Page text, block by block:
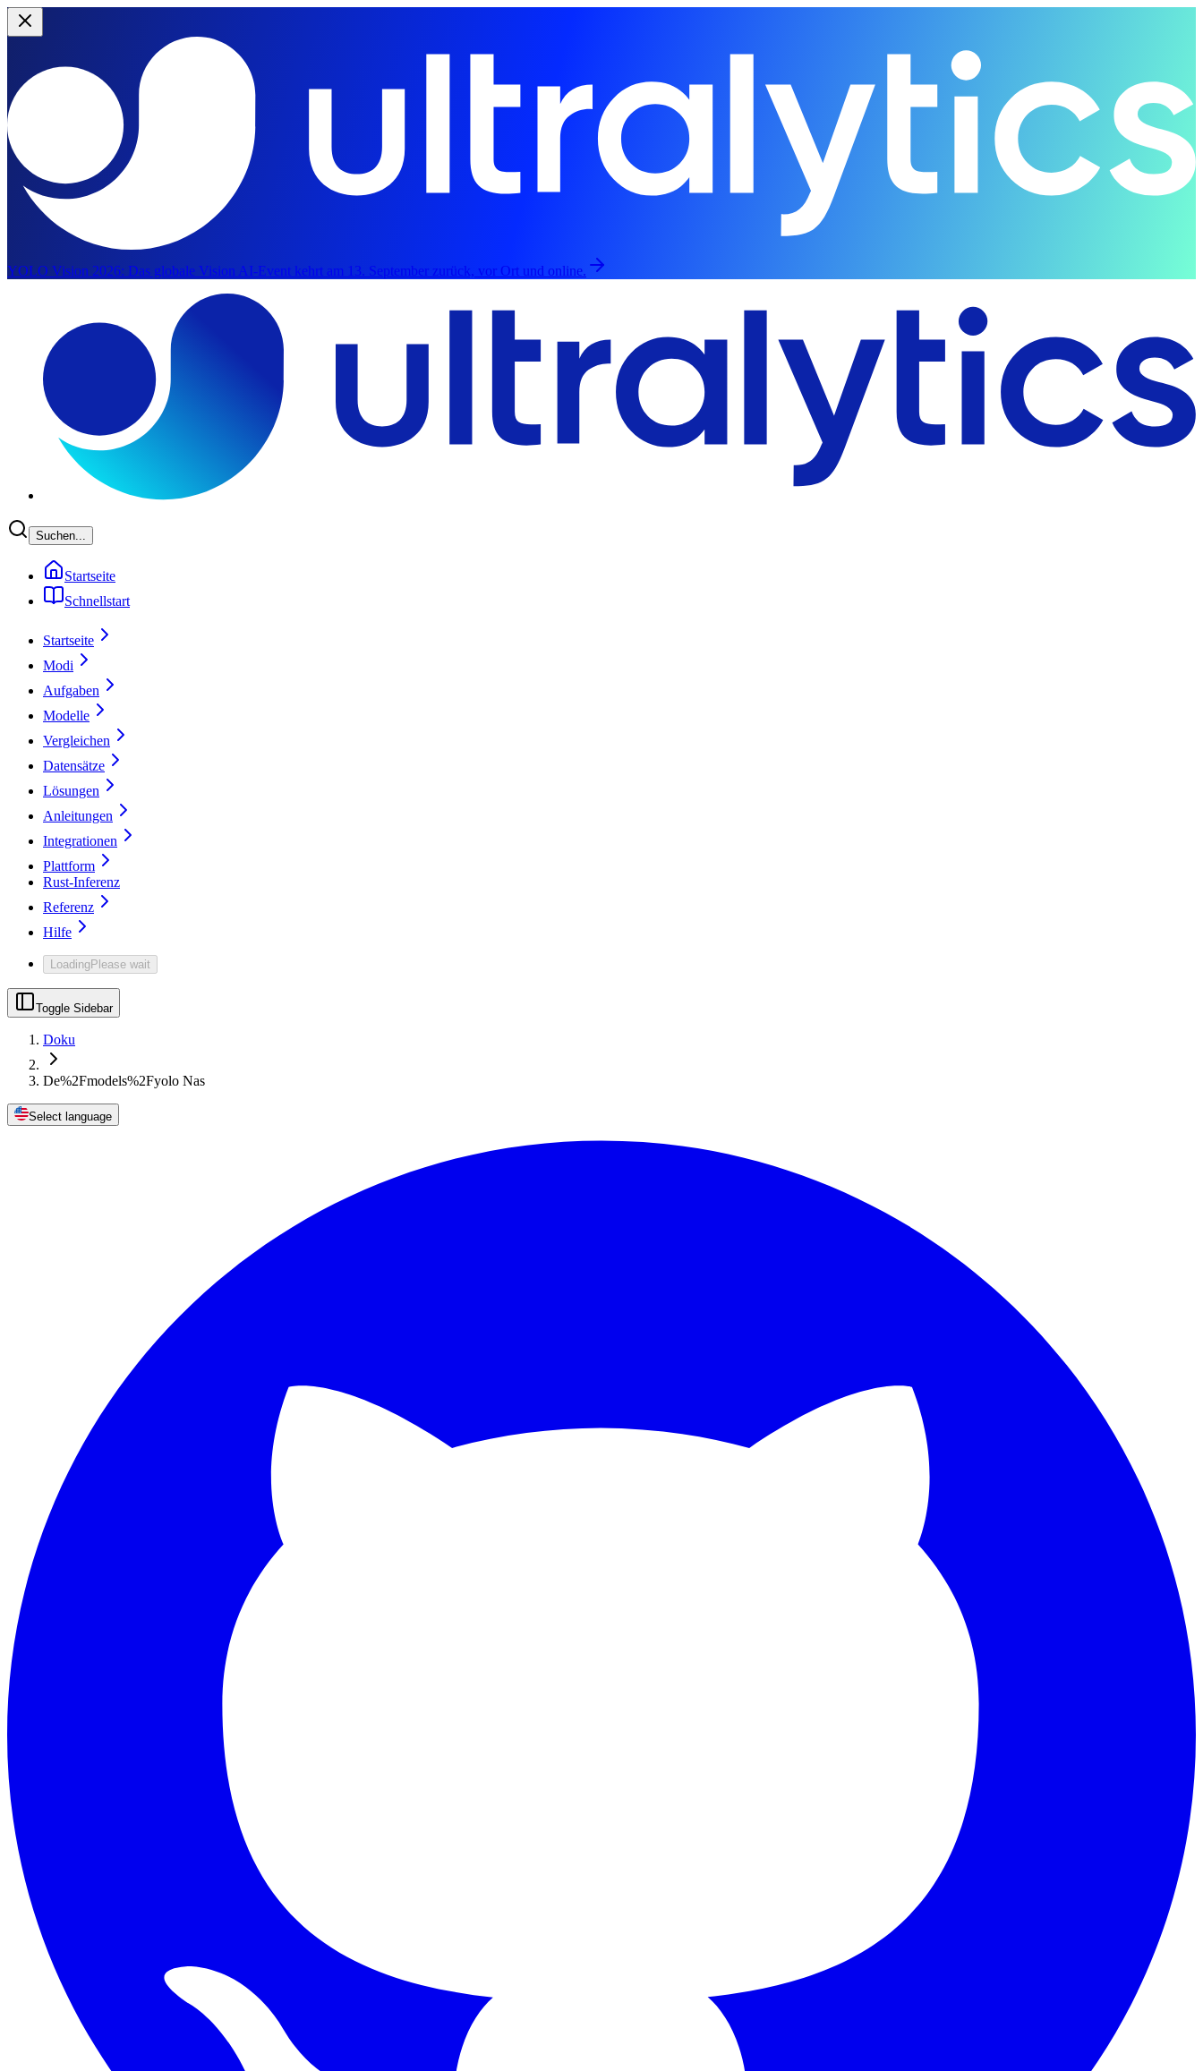
YOLO Vision 2026: Das globale Vision AI-Event kehrt am 13. September zurück, vor Ort und online.
Suchen...
Startseite
Schnellstart
Startseite
Modi
Aufgaben
Modelle
Vergleichen
Datensätze
Lösungen
Anleitungen
Integrationen
Plattform
Rust-Inferenz
Referenz
Hilfe
LoadingPlease wait
Toggle Sidebar
Doku
De%2Fmodels%2Fyolo Nas
Select language